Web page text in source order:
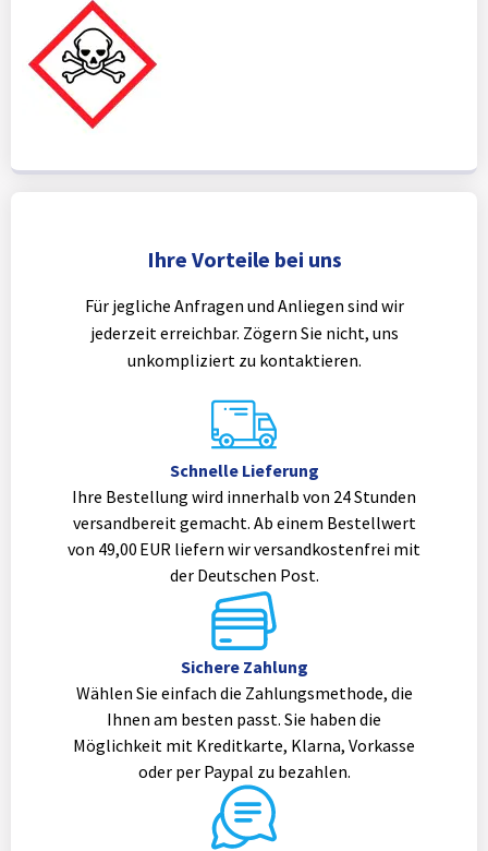
Ihre Vorteile bei uns
Für jegliche Anfragen und Anliegen sind wir
jederzeit erreichbar. Zögern Sie nicht, uns
unkompliziert zu kontaktieren.
Schnelle Lieferung
Ihre Bestellung wird innerhalb von 24 Stunden
versandbereit gemacht. Ab einem Bestellwert
von 49,00 EUR liefern wir versandkostenfrei mit
der Deutschen Post.
Sichere Zahlung
Wählen Sie einfach die Zahlungsmethode, die
Ihnen am besten passt. Sie haben die
Möglichkeit mit Kreditkarte, Klarna, Vorkasse
oder per Paypal zu bezahlen.